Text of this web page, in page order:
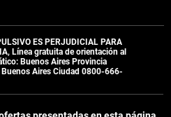
ES PERJUDICIAL PARA
Línea gratuita de orientación al
Buenos Aires Provincia
Aires Ciudad 0800-666-